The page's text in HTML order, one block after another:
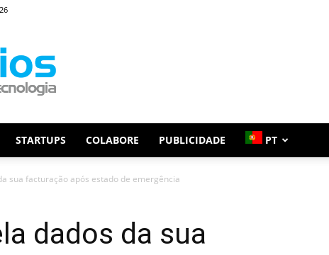
STARTUPS COLABORE PUBLICIDADE PT
sua facturação após estado de emergência
dados da sua